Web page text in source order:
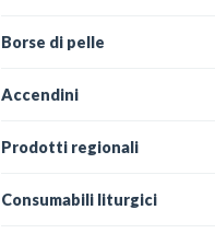
Borse di pelle
Accendini
Prodotti regionali
Consumabili liturgici